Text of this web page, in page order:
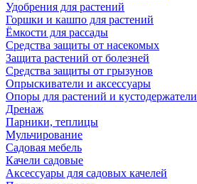
Удобрения для растений
Горшки и кашпо для растений
Ёмкости для рассады
Средства защиты от насекомых
Защита растений от болезней
Средства защиты от грызунов
Опрыскиватели и аксессуары
Опоры для растений и кустодержатели
Дренаж
Парники, теплицы
Мульчирование
Садовая мебель
Качели садовые
Аксессуары для садовых качелей